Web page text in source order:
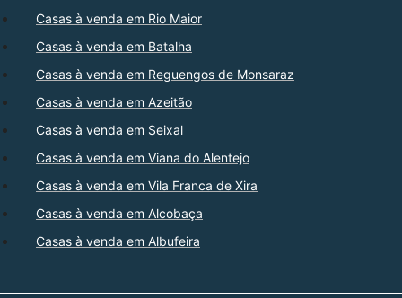
Casas à venda em Rio Maior
Casas à venda em Batalha
Casas à venda em Reguengos de Monsaraz
Casas à venda em Azeitão
Casas à venda em Seixal
Casas à venda em Viana do Alentejo
Casas à venda em Vila Franca de Xira
Casas à venda em Alcobaça
Casas à venda em Albufeira